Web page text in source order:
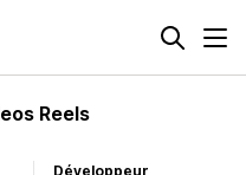
Reels
Développeur